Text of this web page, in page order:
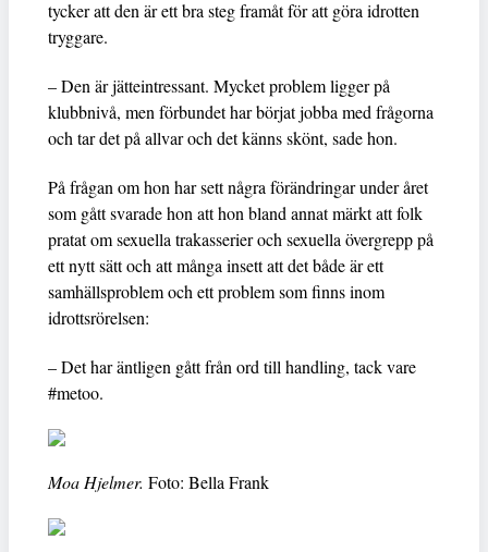
tycker att den är ett bra steg framåt för att göra idrotten
tryggare.
– Den är jätteintressant. Mycket problem ligger på
klubbnivå, men förbundet har börjat jobba med frågorna
och tar det på allvar och det känns skönt, sade hon.
På frågan om hon har sett några förändringar under året
som gått svarade hon att hon bland annat märkt att folk
pratat om sexuella trakasserier och sexuella övergrepp på
ett nytt sätt och att många insett att det både är ett
samhällsproblem och ett problem som finns inom
idrottsrörelsen:
– Det har äntligen gått från ord till handling, tack vare
#metoo.
Moa Hjelmer. Foto: Bella Frank